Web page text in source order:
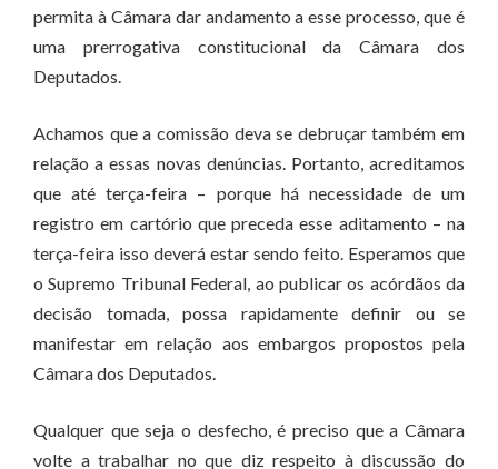
permita à Câmara dar andamento a esse processo, que é
uma prerrogativa constitucional da Câmara dos
Deputados.
Achamos que a comissão deva se debruçar também em
relação a essas novas denúncias. Portanto, acreditamos
que até terça-feira – porque há necessidade de um
registro em cartório que preceda esse aditamento – na
terça-feira isso deverá estar sendo feito. Esperamos que
o Supremo Tribunal Federal, ao publicar os acórdãos da
decisão tomada, possa rapidamente definir ou se
manifestar em relação aos embargos propostos pela
Câmara dos Deputados.
Qualquer que seja o desfecho, é preciso que a Câmara
volte a trabalhar no que diz respeito à discussão do